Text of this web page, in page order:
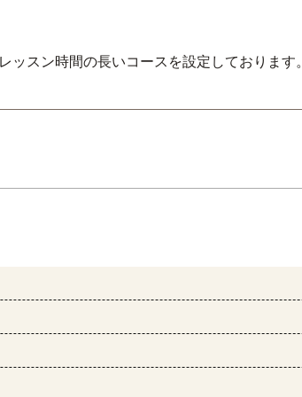
ッスン時間の長いコースを設定しております